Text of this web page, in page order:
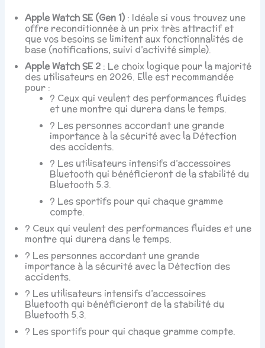
Apple Watch SE (Gen 1) : Idéale si vous trouvez une
offre reconditionnée à un prix très attractif et
que vos besoins se limitent aux fonctionnalités de
base (notifications, suivi d’activité simple).
Apple Watch SE 2 : Le choix logique pour la majorité
des utilisateurs en 2026. Elle est recommandée
pour :
? Ceux qui veulent des performances fluides
et une montre qui durera dans le temps.
? Les personnes accordant une grande
importance à la sécurité avec la Détection
des accidents.
? Les utilisateurs intensifs d’accessoires
Bluetooth qui bénéficieront de la stabilité du
Bluetooth 5.3.
? Les sportifs pour qui chaque gramme
compte.
? Ceux qui veulent des performances fluides et une
montre qui durera dans le temps.
? Les personnes accordant une grande
importance à la sécurité avec la Détection des
accidents.
? Les utilisateurs intensifs d’accessoires
Bluetooth qui bénéficieront de la stabilité du
Bluetooth 5.3.
? Les sportifs pour qui chaque gramme compte.